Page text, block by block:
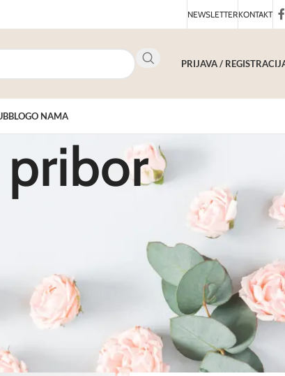
NEWSLETTERKONTAKT
PRIJAVA /
BLOGO NAMA
raznovrsne artikle potrebne za mjerenje, miješanje i pripremu
Svi proizvodi pažljivo su odabrani i izrađeni od kvalitetnih
Pribor je praktičan, jednostavan za upotrebu i lako se održava.
opremu koja će vam olakšati proces izrade kozmetike.